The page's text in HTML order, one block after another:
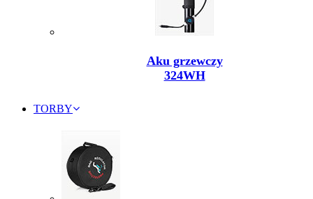
Aku grzewczy
324WH
TORBY